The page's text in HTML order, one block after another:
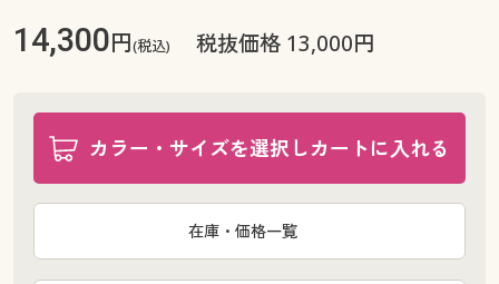
14,300円(税込) 税抜価格 13,000円
カラー・サイズを選択しカートに入れる
在庫・価格一覧